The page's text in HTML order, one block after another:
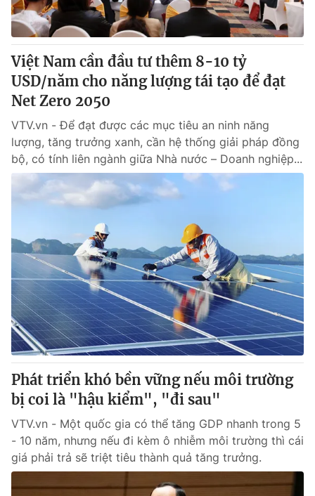
Thị trường
Tư vấn
Lịch phát sóng
Chuyên mục khác
Emagazine Podcast
Photo Infographic
Video Shorts video
VTV Money
VTV Sức khoẻ Bất động sản
Thị trường 24h Tấm lòng Việt
VTV4 Vươn mình bằng AI
VTV9 VTV8
Liên hệ tòa soạn English
THỜI BÁO VTV
Việt Nam cần đầu tư thêm 8-10 tỷ
USD/năm cho năng lượng tái tạo để đạt
Net Zero 2050
VTV.vn - Để đạt được các mục tiêu an ninh năng
lượng, tăng trưởng xanh, cần hệ thống giải pháp đồng
bộ, có tính liên ngành giữa Nhà nước – Doanh nghiệp...
Phát triển khó bền vững nếu môi trường
bị coi là "hậu kiểm", "đi sau"
VTV.vn - Một quốc gia có thể tăng GDP nhanh trong 5
- 10 năm, nhưng nếu đi kèm ô nhiễm môi trường thì cái
giá phải trả sẽ triệt tiêu thành quả tăng trưởng.